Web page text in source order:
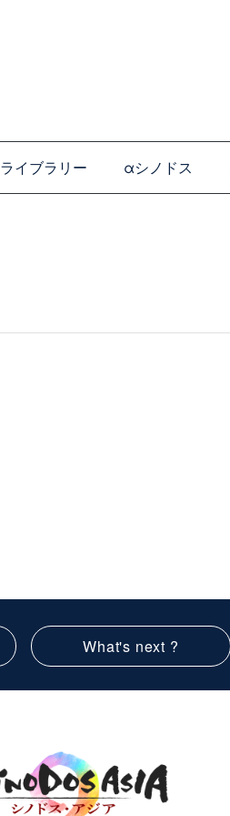
ライブラリー αシノドス
What's next ?